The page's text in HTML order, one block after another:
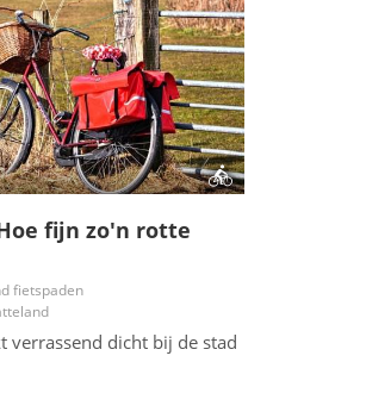
fijn zo'n rotte
fietspaden
verrassend dicht bij de stad